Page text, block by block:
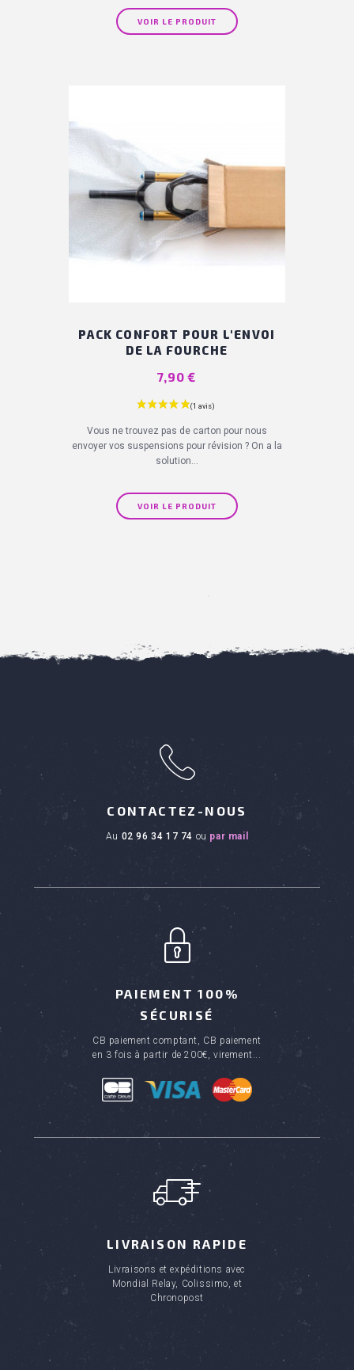
VOIR LE PRODUIT
PACK CONFORT POUR L'ENVOI
DE LA FOURCHE
Prix
7,90 €
Vous ne trouvez pas de carton pour nous
envoyer vos suspensions pour révision ? On a la
solution...
VOIR LE PRODUIT
h
CONTACTEZ-NOUS
au 02 96 34 17 74 ou par mail
PAIEMENT 100%
SÉCURISÉ
CB paiement comptant, CB paiement
en 3 fois à partir de 200€, virement...
LIVRAISON RAPIDE
Livraisons et expéditions avec
Mondial Relay, Colissimo, et
Chronopost